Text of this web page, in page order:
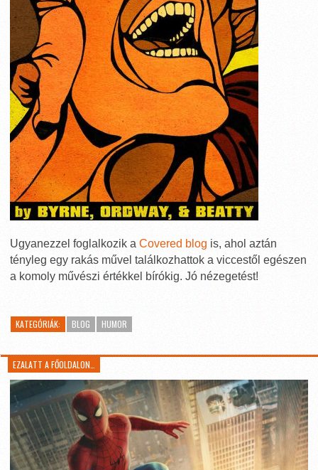
Ugyanezzel foglalkozik a Covered blog is, ahol aztán
tényleg egy rakás művel találkozhattok a viccestől egészen
a komoly művészi értékkel bírókig. Jó nézegetést!
KATEGÓRIÁK: BLOG HUMOR
EZALATT A FŐOLDALON…